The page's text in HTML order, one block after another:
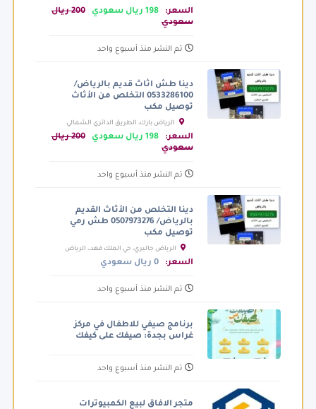
السعر: 198 ريال سعودي
200 ريال
سعودي
تم النشر منذ أسبوع واحد
دينا طش اثاث قديم بالرياض/
0533286100 التخلص من الأثاث
توصيل مكب
الرياض بارك، الطريق الدائري الشمالي
الفرعي، الرياض السعودية
السعر: 198 ريال سعودي
200 ريال
سعودي
تم النشر منذ أسبوع واحد
دينا التخلص من الأثاث القديم
بالرياض/ 0507973276 طش رمي
توصيل مكب
الرياض جاليري، حي الملك فهد،، الرياض
السعودية
السعر: 0 ريال سعودي
تم النشر منذ أسبوع واحد
برنامج صيفي للاطفال في مركز
غراس بجدة: صيفك على كيفك
تم النشر منذ أسبوع واحد
متجر الافاق لبيع الكمبيوترات